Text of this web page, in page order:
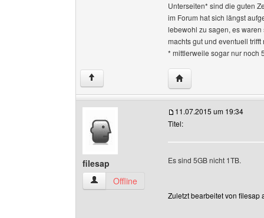
Unterseiten* sind die guten
im Forum hat sich längst
lebewohl zu sagen, es
machts gut und eventuell
* mittlerweile sogar nur noch
↑ Website dieses
filesap
filesap Benutzer-Profile anzeigen
Offline
11.07.2015 um 19:34
Titel:
Es sind 5GB nicht 1TB.
Zuletzt bearbeitet von filesap